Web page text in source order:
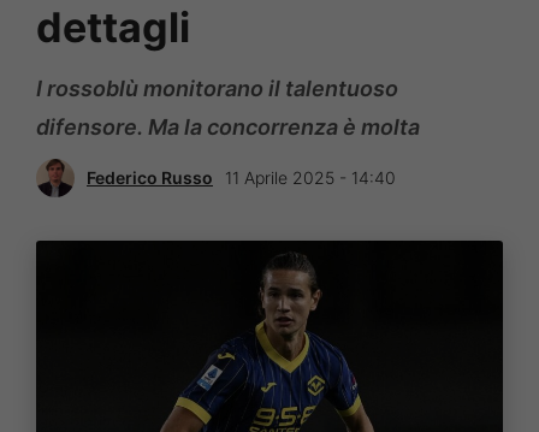
dettagli
I rossoblù monitorano il talentuoso
difensore. Ma la concorrenza è molta
Federico Russo 11 Aprile 2025 - 14:40